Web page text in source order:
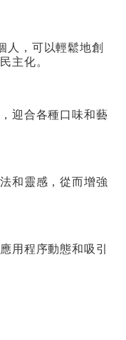
人，可以輕鬆地創
主化。
迎合各種口味和藝
和靈感，從而增強
用程序動態和吸引